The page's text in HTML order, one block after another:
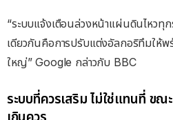
“ระบบแจ้งเตือนล่วงหน้าแผ่นดินไหวทุก
เดียวกันคือการปรับแต่งอัลกอริทึมให้
ใหญ่” Google กล่าวกับ BBC
ระบบที่ควรเสริม ไม่ใช่แทนที่ ขณ